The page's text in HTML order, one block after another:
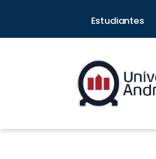
Estudiantes